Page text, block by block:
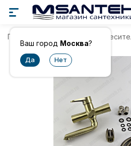
Ваш город Москва?
Главная